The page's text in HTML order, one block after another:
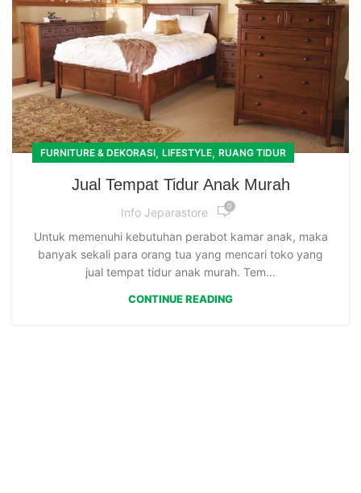
FURNITURE & DEKORASI, LIFESTYLE, RUANG TIDUR
Jual Tempat Tidur Anak Murah
Info Jeparastore 0
Untuk memenuhi kebutuhan perabot kamar anak, maka
banyak sekali para orang tua yang mencari toko yang
jual tempat tidur anak murah. Tem...
CONTINUE READING